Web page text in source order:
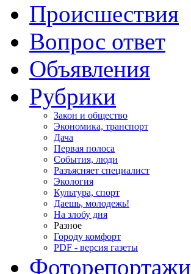
Происшествия
Вопрос ответ
Объявления
Рубрики
Закон и общество
Экономика, транспорт
Дача
Первая полоса
События, люди
Разъясняет специалист
Экология
Культура, спорт
Даешь, молодежь!
На злобу дня
Разное
Городу комфорт
PDF - версия газеты
Фоторепортажи